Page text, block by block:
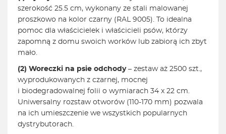
szerokość 25.5 cm, wykonany ze stali malowanej
proszkowo na kolor czarny (RAL 9005). To idealna
pomoc dla właścicielek i właścicieli psów, którzy
zapomną z domu swoich worków lub zabiorą ich zbyt
mało.
(2) Woreczki na psie odchody – zestaw aż 2500 szt.,
wyprodukowanych z czarnej, mocnej
i biodegradowalnej folii o wymiarach 34 x 22 cm.
Uniwersalny rozstaw otworów (110-170 mm) pozwala
na ich umieszczenie we wszystkich popularnych
dystrybutorach.